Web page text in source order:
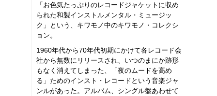
「お色気たっぷりのレコードジャケットに収め
られた和製インストルメンタル・ミュージッ
ク」という、キワモノ中のキワモノ・コレクシ
ョン。
1960年代から70年代初期にかけて各レコード会
社から無数にリリースされ、いつのまにか跡形
もなく消えてしまった、「夜のムードを高め
る」ためのインスト・レコードという音楽ジャ
ンルがあった。アルバム、シングル盤あわせて